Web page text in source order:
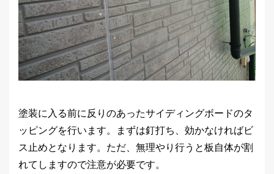
塗装に入る前に反りのあったサイディングボードのタ
ッピングを行います。まずは釘打ち、効かなければビ
ス止めとなります。ただ、無理やり行うと板自体が割
れてしますので注意が必要です。